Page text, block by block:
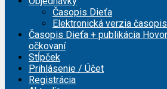
Časopis Dieťa
Elektronická verzia
Časopis Dieťa + publikácia
očkovaní
Stĺpček
Prihlásenie / Účet
Registrácia